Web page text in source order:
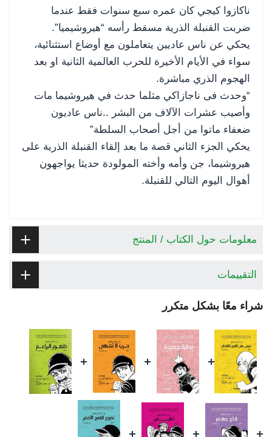
ناكازوا كيجي كان عمره سبع سنوات فقط عندما
ضربت القنبلة الذرية مسقط رأسه “هيروشيميا”.
يحكي عن ناس عاديين يتعاملون مع أوضاع استثنائية،
سواء في الأيام الأخيرة للحرب العالمية الثانية او بعد
الهجوم الذري مباشرة.
“وحدث فى ناجازاكي مثلما حدث في هيروشيما مات
وأصيب عشرات الآلاف من البشر ..ناس عاديون
ضعفاء ماتوا من أجل أصحاب السلطة”
يحكي الجزء الثاني قصة ما بعد إلقاء القنبلة الذرية على
هيروشيما، جن وأمه وأخته المولودة حديثا يواجهون
أهوال اليوم التالي للقنبلة.
معلومات حول الكتاب / المنتج
التقييمات
شراء معًا بشكل متكرر